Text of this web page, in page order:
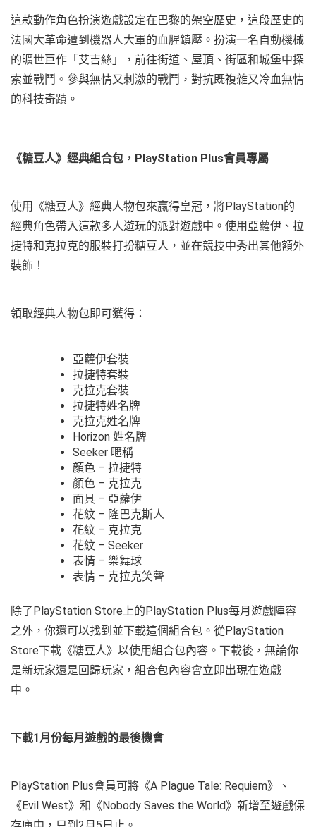
這款動作角色扮演遊戲設定在巴黎的架空歷史，這段歷史的
法國大革命遭到機器人大軍的血腥鎮壓。扮演一名自動機械
的曠世巨作「艾吉絲」，前往街道、屋頂、街區和城堡中探
索並戰鬥。參與無情又刺激的戰鬥，對抗既複雜又冷血無情
的科技奇蹟。
《糖豆人》經典組合包，PlayStation Plus會員專屬
使用《糖豆人》經典人物包來贏得皇冠，將PlayStation的
經典角色帶入這款多人遊玩的派對遊戲中。使用亞蘿伊、拉
捷特和克拉克的服裝打扮糖豆人，並在競技中秀出其他額外
裝飾！
領取經典人物包即可獲得：
亞蘿伊套裝
拉捷特套裝
克拉克套裝
拉捷特姓名牌
克拉克姓名牌
Horizon 姓名牌
Seeker 暱稱
顏色 – 拉捷特
顏色 – 克拉克
面具 – 亞蘿伊
花紋 – 隆巴克斯人
花紋 – 克拉克
花紋 – Seeker
表情 – 樂舞球
表情 – 克拉克笑聲
除了PlayStation Store上的PlayStation Plus每月遊戲陣容
之外，你還可以找到並下載這個組合包。從PlayStation
Store下載《糖豆人》以使用組合包內容。下載後，無論你
是新玩家還是回歸玩家，組合包內容會立即出現在遊戲
中。
下載1月份每月遊戲的最後機會
PlayStation Plus會員可將《A Plague Tale: Requiem》、
《Evil West》和《Nobody Saves the World》新增至遊戲保